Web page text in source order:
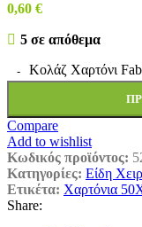
0,60 €
5 σε απόθεμα
Κολάζ Χαρτόνι
Compare
Add to wishlist
Κωδικός προϊόντος:
Κατηγορίες: Είδη
Ετικέτα: Χαρτόνια
Share: